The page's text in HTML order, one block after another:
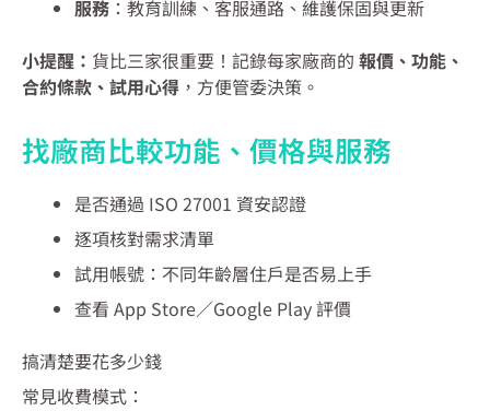
服務 ：教育訓練、客服通路、維護保固與更新
小提醒： 貨比三家很重要！記錄每家廠商的 報價、功能、
合約條款、試用心得 ，方便管委決策。
找廠商比較功能、價格與服務
是否通過 ISO 27001 資安認證
逐項核對需求清單
試用帳號：不同年齡層住戶是否易上手
查看 App Store／Google Play 評價
搞清楚要花多少錢
常見收費模式：